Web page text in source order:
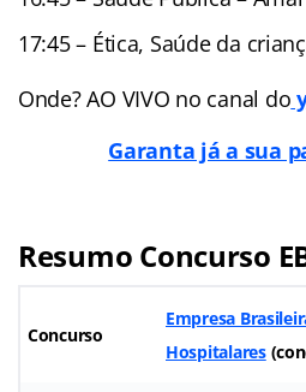
17:45 – Ética, Saúde da
Onde? AO VIVO no canal do
Garanta já a sua
Resumo Concurso
Concurso
Empresa
Hospitalares